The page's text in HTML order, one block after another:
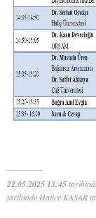
22.05.2025 13:45
tarihinde Hatice KASAR